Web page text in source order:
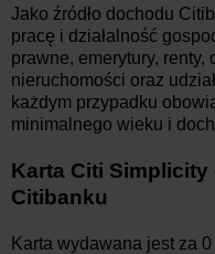
Jako źródło dochodu
pracę i działalność
prawne, emerytury, renty,
nieruchomości oraz
każdym przypadku
minimalnego wieku i
Karta Citi
Citibanku
Karta wydawana jest za